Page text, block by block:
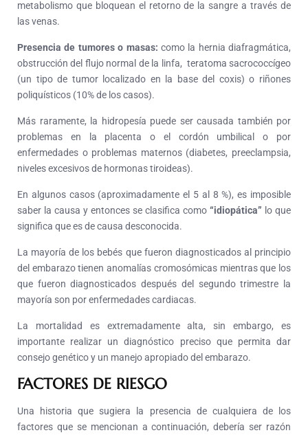
metabolismo que bloquean el retorno de la sangre a través de
las venas.
Presencia de tumores o masas: como la hernia diafragmática,
obstrucción del flujo normal de la linfa, teratoma sacrococcígeo
(un tipo de tumor localizado en la base del coxis) o riñones
poliquísticos (10% de los casos).
Más raramente, la hidropesía puede ser causada también por
problemas en la placenta o el cordón umbilical o por
enfermedades o problemas maternos (diabetes, preeclampsia,
niveles excesivos de hormonas tiroideas).
En algunos casos (aproximadamente el 5 al 8 %), es imposible
saber la causa y entonces se clasifica como “idiopática” lo que
significa que es de causa desconocida.
La mayoría de los bebés que fueron diagnosticados al principio
del embarazo tienen anomalías cromosómicas mientras que los
que fueron diagnosticados después del segundo trimestre la
mayoría son por enfermedades cardiacas.
La mortalidad es extremadamente alta, sin embargo, es
importante realizar un diagnóstico preciso que permita dar
consejo genético y un manejo apropiado del embarazo.
FACTORES DE RIESGO
Una historia que sugiera la presencia de cualquiera de los
factores que se mencionan a continuación, debería ser razón